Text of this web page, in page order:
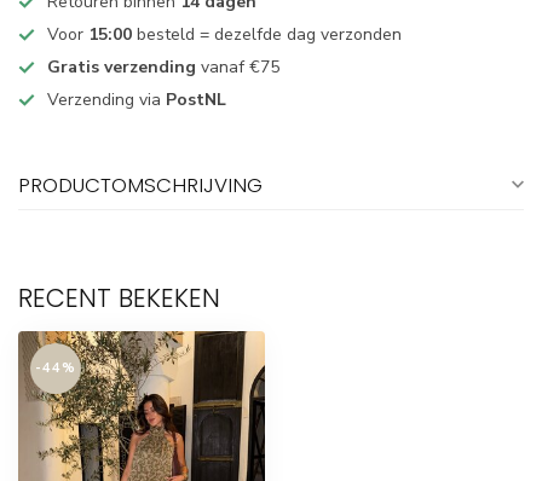
Voor 15:00 besteld = dezelfde dag verzonden
Gratis verzending vanaf €75
Verzending via PostNL
PRODUCTOMSCHRIJVING
RECENT BEKEKEN
-44%